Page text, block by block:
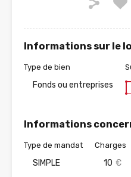
Informations sur le
Type de bien
Fonds ou entreprises
Informations
Type de mandat
SIMPLE
Charges
10 €